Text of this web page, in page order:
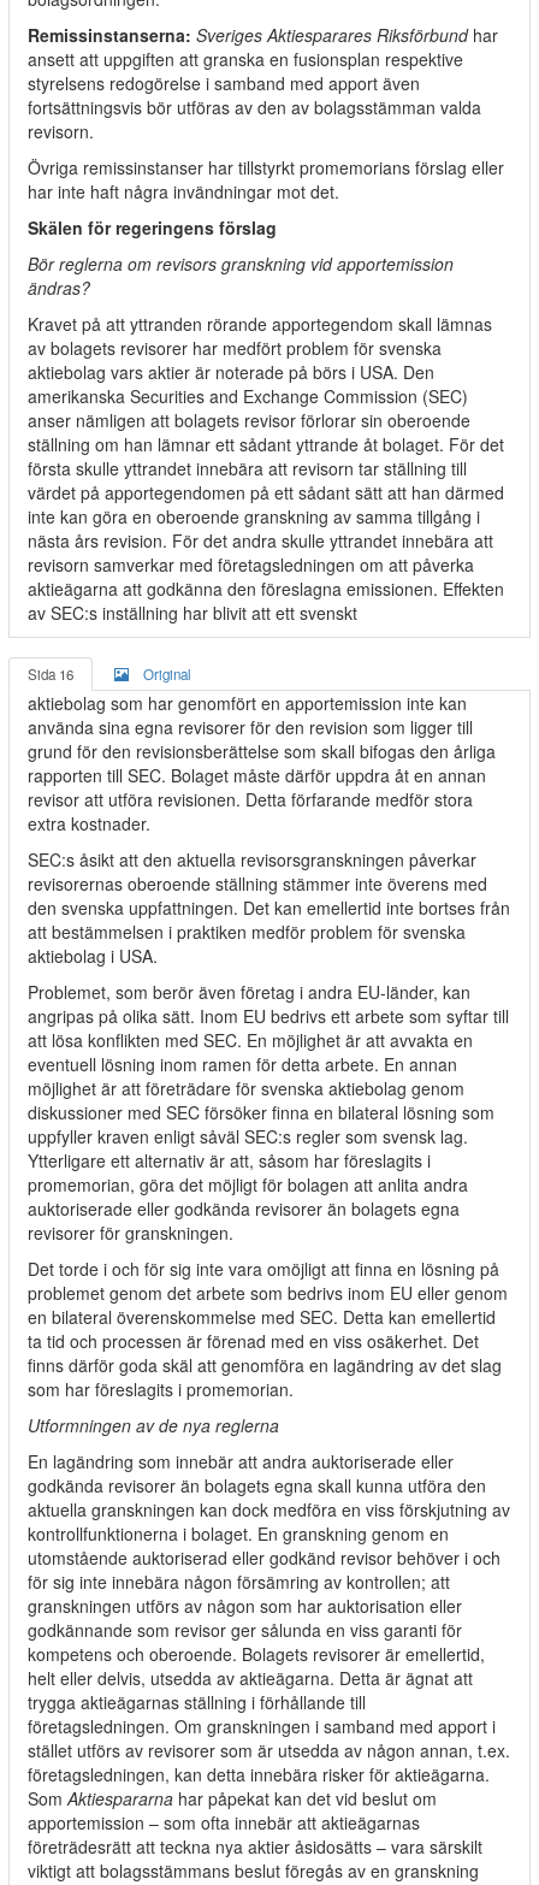
Remissinstanserna: Sveriges Aktiesparares Riksförbundhar
ansett att uppgiften att granska en fusionsplan respektive
styrelsens redogörelse i samband med apport även
fortsättningsvis bör utföras av den av bolagsstämman valda
revisorn.
Övriga remissinstanser har tillstyrkt promemorians förslag eller
har inte haft några invändningar mot det.
Skälen för regeringens förslag
Bör reglerna om revisors granskning vid apportemission
ändras?
Kravet på att yttranden rörande apportegendom skall lämnas
av bolagets revisorer har medfört problem för svenska
aktiebolag vars aktier är noterade på börs i USA. Den
amerikanska Securities and Exchange Commission (SEC)
anser nämligen att bolagets revisor förlorar sin oberoende
ställning om han lämnar ett sådant yttrande åt bolaget. För det
första skulle yttrandet innebära att revisorn tar ställning till
värdet på apportegendomen på ett sådant sätt att han därmed
inte kan göra en oberoende granskning av samma tillgång i
nästa års revision. För det andra skulle yttrandet innebära att
revisorn samverkar med företagsledningen om att påverka
aktieägarna att godkänna den föreslagna emissionen. Effekten
av SEC:s inställning har blivit att ett svenskt
Sida 16 Original
aktiebolag som har genomfört en apportemission inte kan
använda sina egna revisorer för den revision som ligger till
grund för den revisionsberättelse som skall bifogas den årliga
rapporten till SEC. Bolaget måste därför uppdra åt en annan
revisor att utföra revisionen. Detta förfarande medför stora
extra kostnader.
SEC:s åsikt att den aktuella revisorsgranskningen påverkar
revisorernas oberoende ställning stämmer inte överens med
den svenska uppfattningen. Det kan emellertid inte bortses från
att bestämmelsen i praktiken medför problem för svenska
aktiebolag i USA.
Problemet, som berör även företag i andra EU-länder, kan
angripas på olika sätt. Inom EU bedrivs ett arbete som syftar till
att lösa konflikten med SEC. En möjlighet är att avvakta en
eventuell lösning inom ramen för detta arbete. En annan
möjlighet är att företrädare för svenska aktiebolag genom
diskussioner med SEC försöker finna en bilateral lösning som
uppfyller kraven enligt såväl SEC:s regler som svensk lag.
Ytterligare ett alternativ är att, såsom har föreslagits i
promemorian, göra det möjligt för bolagen att anlita andra
auktoriserade eller godkända revisorer än bolagets egna
revisorer för granskningen.
Det torde i och för sig inte vara omöjligt att finna en lösning på
problemet genom det arbete som bedrivs inom EU eller genom
en bilateral överenskommelse med SEC. Detta kan emellertid
ta tid och processen är förenad med en viss osäkerhet. Det
finns därför goda skäl att genomföra en lagändring av det slag
som har föreslagits i promemorian.
Utformningen av de nya reglerna
En lagändring som innebär att andra auktoriserade eller
godkända revisorer än bolagets egna skall kunna utföra den
aktuella granskningen kan dock medföra en viss förskjutning av
kontrollfunktionerna i bolaget. En granskning genom en
utomstående auktoriserad eller godkänd revisor behöver i och
för sig inte innebära någon försämring av kontrollen; att
granskningen utförs av någon som har auktorisation eller
godkännande som revisor ger sålunda en viss garanti för
kompetens och oberoende. Bolagets revisorer är emellertid,
helt eller delvis, utsedda av aktieägarna. Detta är ägnat att
trygga aktieägarnas ställning i förhållande till
företagsledningen. Om granskningen i samband med apport i
stället utförs av revisorer som är utsedda av någon annan, t.ex.
företagsledningen, kan detta innebära risker för aktieägarna.
SomAktiespararna har påpekat kan det vid beslut om
apportemission – som ofta innebär att aktieägarnas
företrädesrätt att teckna nya aktier åsidosätts – vara särskilt
viktigt att bolagsstämmans beslut föregås av en granskning